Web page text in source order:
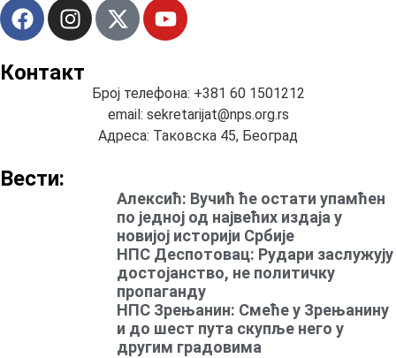
Контакт
Број телефона: +381 60 1501212
email: sekretarijat@nps.org.rs
Адреса: Таковска 45, Београд
Вести:
Алексић: Вучић ће остати упамћен
по једној од највећих издаја у
новијој историји Србије
НПС Деспотовац: Рудари заслужују
достојанство, не политичку
пропаганду
НПС Зрењанин: Смеће у Зрењанину
и до шест пута скупље него у
другим градовима